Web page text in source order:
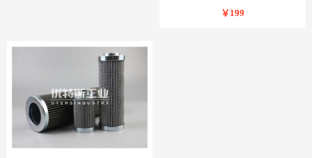
￥199